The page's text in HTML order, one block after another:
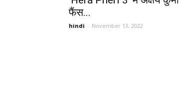
फैंस...
hindi - November 13, 2022